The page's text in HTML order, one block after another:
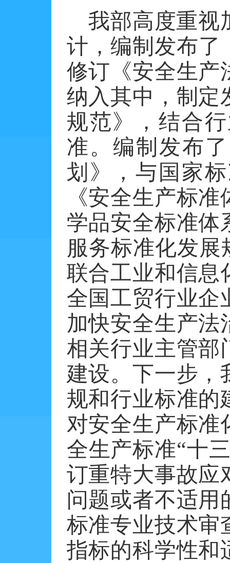
我部高度重视
计，编制发布了
修订《安全生产
纳入其中，制定
规范》，结合
准。编制发布
划》，与国家
《安全生产标
学品安全标准体
服务标准化发展
联合工业和信息
全国工贸行业企
加快安全生产法
相关行业主管部
建设。下一步，
规和行业标准的
对安全生产标准
全生产标准“十
订重特大事故应
问题或者不适用
标准专业技术审
指标的科学性和